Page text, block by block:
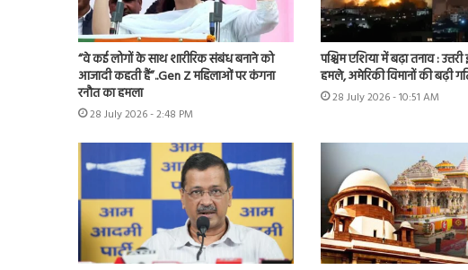
“वे कई लोगों के साथ शारीरिक संबंध बनाने को
आजादी कहती हैं”..Gen Z महिलाओं पर कंगना
रनौत का हमला
28 July 2026 - 2:48 PM
पश्चिम एशिया में बढ़ा तनाव : उत्तरी
हमले, अमेरिकी विमानों की बढ़ी
28 July 2026 - 10:51 AM